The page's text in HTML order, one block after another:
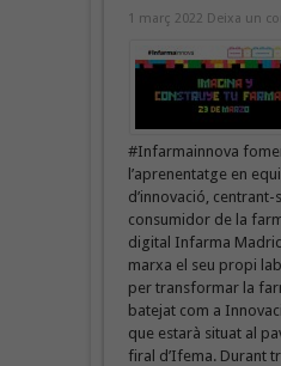
1 març 2022 Deixa un
#Infarmainnova
l’aprenentatge en
d’innovació, centrant-
consumidor de la
digital Infarma
marxa el seu propi
per transformar la
batejat com a
que estarà situat al
firal d’Ifema. Durant